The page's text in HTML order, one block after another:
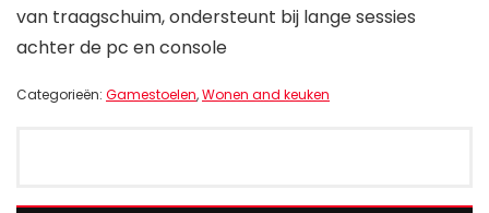
van traagschuim, ondersteunt bij lange sessies
achter de pc en console
Categorieën: Gamestoelen,Wonen and keuken